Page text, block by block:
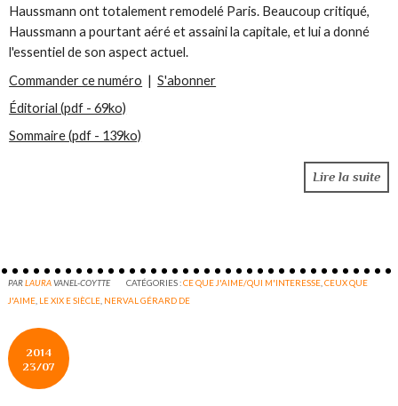
Haussmann ont totalement remodelé Paris. Beaucoup critiqué,
Haussmann a pourtant aéré et assaini la capitale, et lui a donné
l'essentiel de son aspect actuel.
Commander ce numéro |S'abonner
Éditorial (pdf - 69ko)
Sommaire (pdf - 139ko)
Lire la suite
PARLAURAVANEL-COYTTE CATÉGORIES :CE QUE J'AIME/QUI M'INTERESSE,CEUX QUE
J'AIME, LE XIX E SIÈCLE, NERVAL GÉRARD DE
2014
23/07